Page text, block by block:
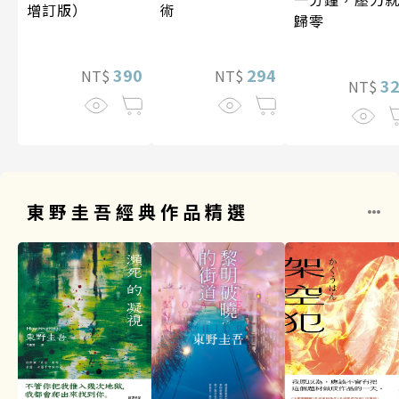
增訂版）
NT$ 390
術
NT$ 294
歸零
NT$
東野圭吾經典作品精選